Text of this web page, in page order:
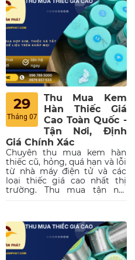
29
Tháng 07
Thu Mua Kem
Hàn Thiếc Giá
Cao Toàn Quốc -
Tận Nơi, Định
Giá Chính Xác
Chuyên thu mua kem hàn
thiếc cũ, hỏng, quá hạn và lỗi
từ nhà máy điện tử và các
loại thiếc giá cao nhất thị
trường. Thu mua tận nơi
Liên hệ ngay.